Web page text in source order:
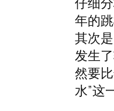
年的
其次
发生
然要
水”这